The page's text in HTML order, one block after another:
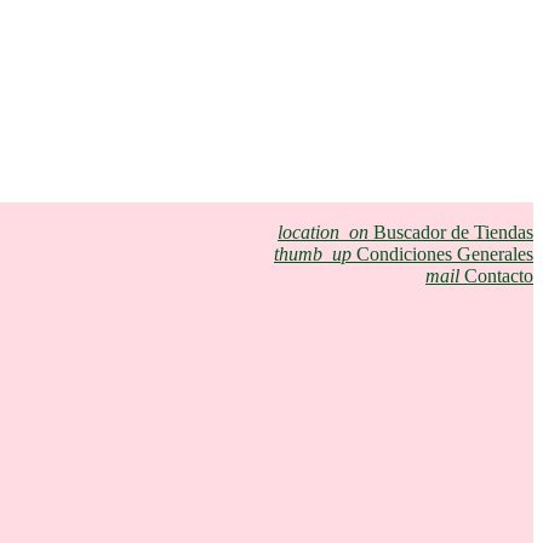
location_on Buscador de Tiendas
thumb_up Condiciones Generales
mail Contacto